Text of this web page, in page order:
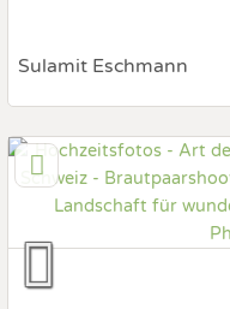
Sulamit Eschmann
4665 Oftringen,
Art des Shootings:
Hochzeits Shooting
Fotobox mit Zubehör